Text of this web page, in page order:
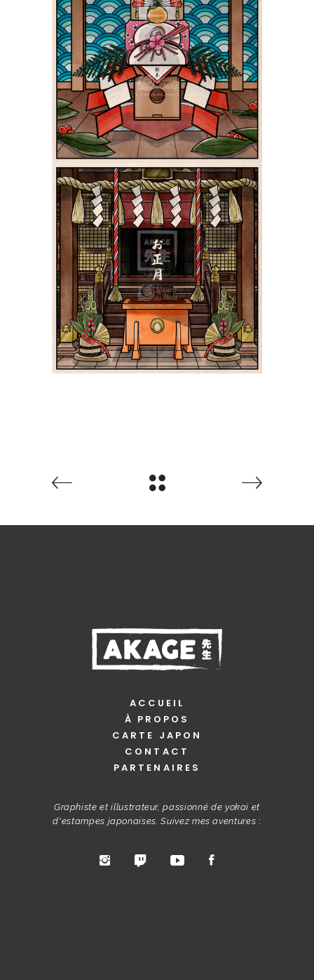
Le Kagamimochi 鏡餅 |
Shiki 四季
PokeUkiyoe
Le Nouvel An au Japon
お正月 | Shiki 四季
PokeUkiyoe
ACCUEIL
À PROPOS
CARTE JAPON
CONTACT
PARTENAIRES
Graphiste et illustrateur, passionné de yokai et
d'estampes japonaises. Suivez mes aventures :